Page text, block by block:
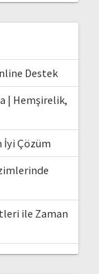
Destek
| Hemşirelik,
İyi Çözüm
ile Zaman